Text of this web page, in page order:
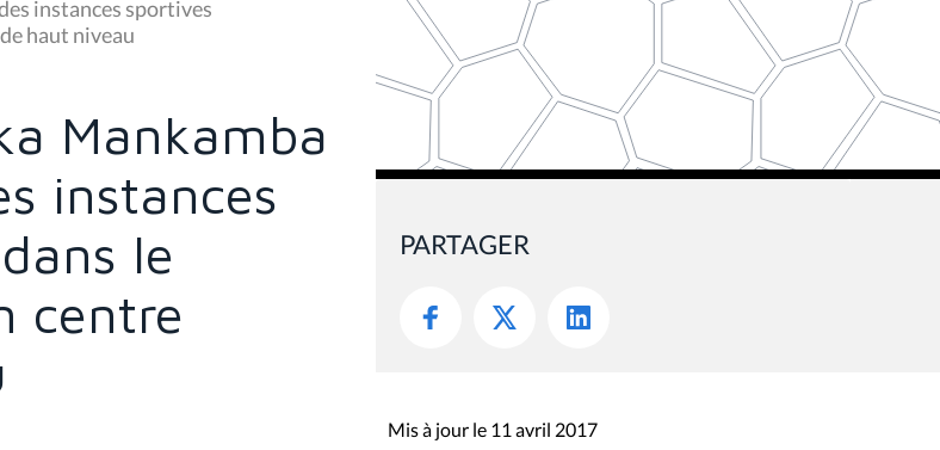
instances sportives
haut niveau
Mankamba
instances
le
centre
PARTAGER
Mis à jour le 11 avril 2017